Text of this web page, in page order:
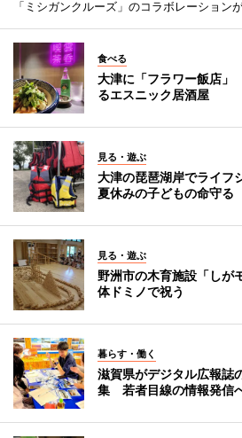
「ミシガンクルーズ」のコラボレーション
食べる
大津に「フラワー飯店
るエスニック居酒屋
見る・遊ぶ
大津の琵琶湖岸でライ
夏休みの子どもの命守る
見る・遊ぶ
野洲市の木育施設「し
体ドミノで祝う
暮らす・働く
滋賀県がデジタル広報誌
集 若者目線の情報発信